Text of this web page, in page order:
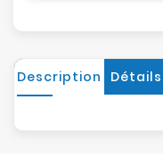
Description Détails